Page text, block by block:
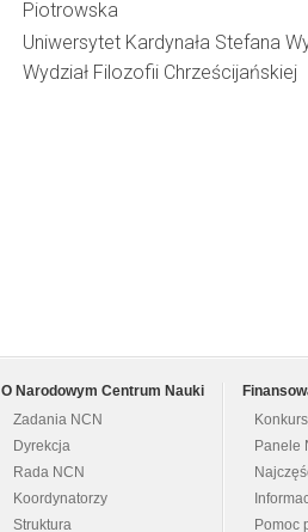
Piotrowska
Uniwersytet Kardynała Stefana
Wydział Filozofii Chrześcijańskiej
O Narodowym Centrum Nauki
Zadania NCN
Dyrekcja
Rada NCN
Koordynatorzy
Struktura
Panele
Pomoc